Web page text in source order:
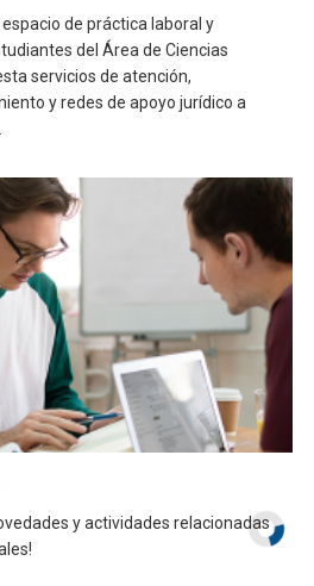
de práctica laboral y
del Área de Ciencias
servicios de atención,
y redes de apoyo jurídico a
y actividades relacionadas